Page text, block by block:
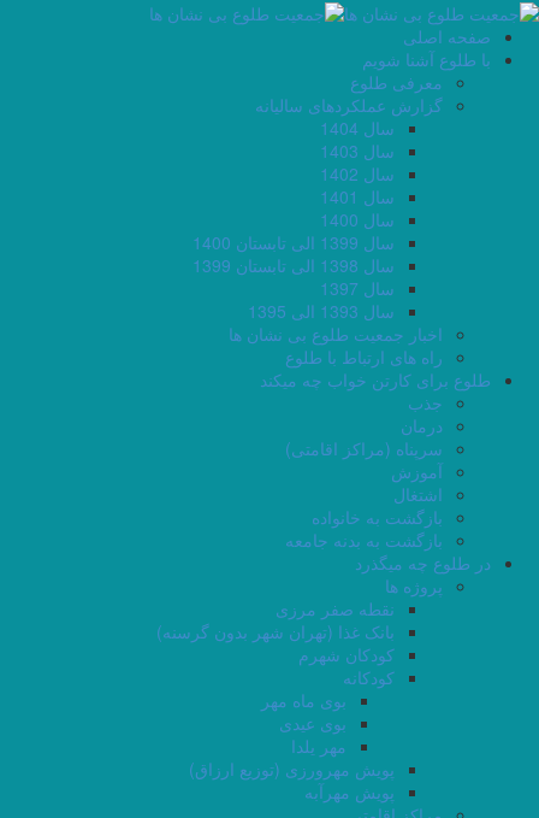
صفحه اصلی
با طلوع آشنا شویم
معرفی طلوع
گزارش عملکردهای سالیانه
سال 1404
سال 1403
سال 1402
سال 1401
سال 1400
سال 1399 الی تابستان 1400
سال 1398 الی تابستان 1399
سال 1397
سال 1393 الی 1395
اخبار جمعیت طلوع بی نشان ها
راه های ارتباط با طلوع
طلوع برای کارتن خواب چه میکند
جذب
درمان
سرپناه (مراکز اقامتی)
آموزش
اشتغال
بازگشت به خانواده
بازگشت به بدنه جامعه
در طلوع چه میگذرد
پروژه ها
نقطه صفر مرزی
بانک غذا (تهران شهر بدون گرسنه)
کودکان شهرم
کودکانه
بوی ماه مهر
بوی عیدی
مهر یلدا
پویش مهرورزی (توزیع ارزاق)
پویش مهرآبه